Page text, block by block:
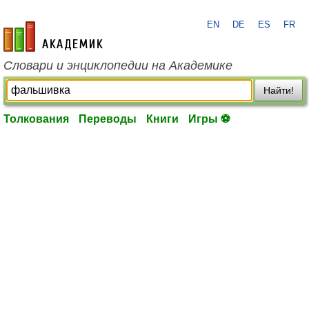
academic.ru
EN DE ES FR
Словари и энциклопедии на Академике
Найти!
Толкования Переводы Книги Игры ⚽